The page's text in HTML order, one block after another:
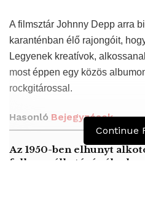
A filmsztár Johnny Depp arra
karanténban élő rajongóit,
Legyenek kreatívok,
most éppen egy közös
rockgitárossal.
Hasonló Bejegyzések
Az 1950-ben elhunyt
felhasználhatóvá válnak
Continue